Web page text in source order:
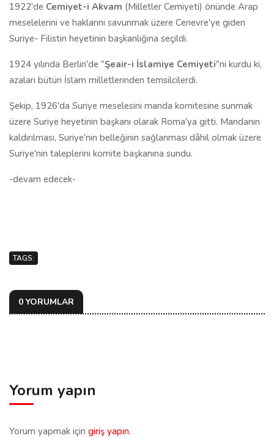
1922'de Cemiyet-i Akvam (Milletler Cemiyeti) önünde Arap
meselelerini ve haklarını savunmak üzere Cenevre'ye giden
Suriye- Filistin heyetinin başkanlığına seçildi.
1924 yılında Berlin'de "Şeair-i İslamiye Cemiyeti"ni kurdu ki,
azaları bütün İslam milletlerinden temsilcilerdi.
Şekip, 1926'da Suriye meselesini manda komitesine sunmak
üzere Suriye heyetinin başkanı olarak Roma'ya gitti. Mandanın
kaldırılması, Suriye'nin belleğinin sağlanması dâhil olmak üzere
Suriye'nin taleplerini komite başkanına sundu.
-devam edecek-
TAGS:
0 YORUMLAR
Yorum yapın
Yorum yapmak için giriş yapın.